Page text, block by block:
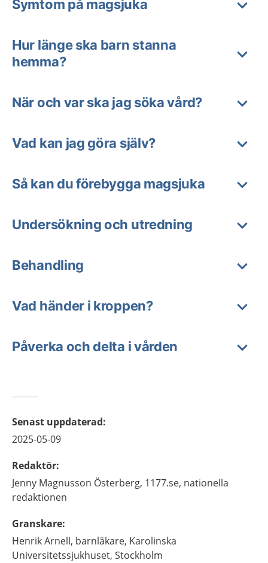
Symtom på magsjuka
Hur länge ska barn stanna
hemma?
När och var ska jag söka vård?
Vad kan jag göra själv?
Så kan du förebygga magsjuka
Undersökning och utredning
Behandling
Vad händer i kroppen?
Påverka och delta i vården
Senast uppdaterad:
2025-05-09
Redaktör:
Jenny Magnusson Österberg, 1177.se, nationella
redaktionen
Granskare:
HenrikArnell, barnläkare, Karolinska
Universitetssjukhuset, Stockholm